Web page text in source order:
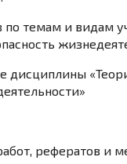
по темам и видам
дисциплины
рефератов и